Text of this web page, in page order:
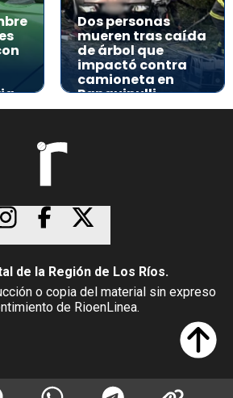
Dos personas
mueren tras caída
de árbol que
impactó contra
camioneta en
Panguipulli
de la Región de Los Ríos.
o copia del material sin expreso
de RioenLinea.